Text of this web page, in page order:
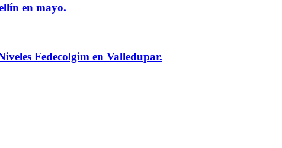
en mayo.
Fedecolgim en Valledupar.